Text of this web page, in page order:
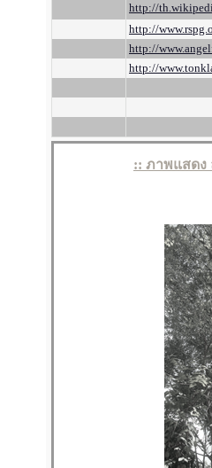
http://
http://
http://
http://
:: ภาพแสดง